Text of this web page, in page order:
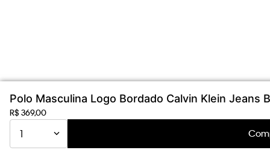
Polo Masculina Logo Bordado Calvin Klein Jeans
R$369,00
1